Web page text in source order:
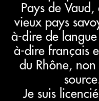
Pays de Vaud,
vieux pays
à-dire de langue
à-dire français
du Rhône,
Je suis